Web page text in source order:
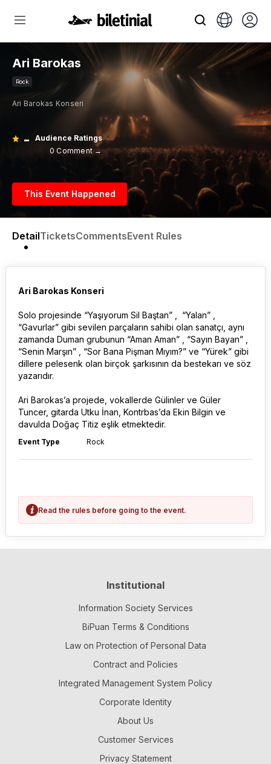
Ari Barokas
Rock
Ari Barokas Konseri
-
Audience Ratings
0 Comment →
This Event Happened
DetailTicketsCommentsEvent Rules
Ari Barokas Konseri
Solo projesinde “Yaşıyorum Sil Baştan” , “Yalan” ,
“Gavurlar” gibi sevilen parçaların sahibi olan sanatçı, aynı
zamanda Duman grubunun “Aman Aman” , “Sayın Bayan” ,
“Senin Marşın” , “Sor Bana Pişman Mıyım?” ve “Yürek” gibi
dillere pelesenk olan birçok şarkısının da bestekarı ve söz
yazarıdır.
Ari Barokas’a projede, vokallerde Gülinler ve Güler
Tuncer, gitarda Utku İnan, Kontrbas’da Ekin Bilgin ve
davulda Doğaç Titiz eşlik etmektedir.
Event Type Rock
Read the rules before going to the event.
Institutional
Information Society Services
BiPuan Terms & Conditions
Law on Protection of Personal Data
Contract and Policies
Integrated Management System Policy
Corporate Identity
About Us
Customer Services
Privacy Statement